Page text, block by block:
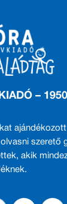
–
szerető
akik